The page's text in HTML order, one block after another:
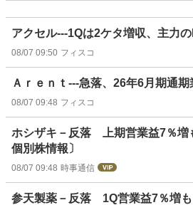
アクセル---1Qは2ケタ増収、主力
08/07 09:50 フィスコ
Ａｒｅｎｔ---急落、26年6月期通
08/07 09:48 フィスコ
ホシザキ－反落 上期営業益7％増
個別株情報〕
08/07 09:48 時事通信
参天製薬－反落 1Q営業益7％増